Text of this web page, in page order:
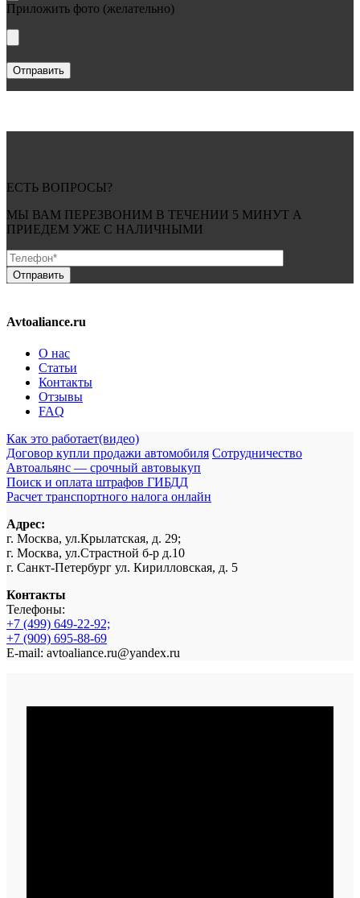
Приложить фото (желательно)
ЕСТЬ ВОПРОСЫ?
МЫ ВАМ ПЕРЕЗВОНИМ В ТЕЧЕНИИ 5 МИНУТ А
ПРИЕДЕМ УЖЕ С НАЛИЧНЫМИ
Avtoaliance.ru
О нас
Статьи
Контакты
Отзывы
FAQ
Как это работает(видео)
Договор купли продажи автомобиля Сотрудничество
Автоальянс — срочный автовыкуп
Поиск и оплата штрафов ГИБДД
Расчет транспортного налога онлайн
Адрес:
г. Москва, ул.Крылатская, д. 29;
г. Москва, ул.Страстной б-р д.10
г. Санкт-Петербург ул. Кирилловская, д. 5
Контакты
Телефоны:
+7 (499) 649-22-92;
+7 (909) 695-88-69
E-mail: avtoaliance.ru@yandex.ru